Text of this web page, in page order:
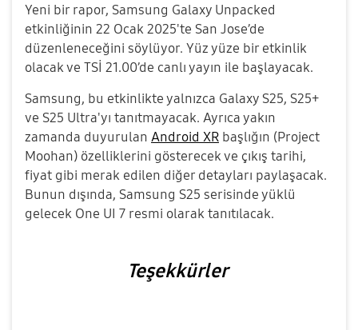
Yeni bir rapor, Samsung Galaxy Unpacked
etkinliğinin 22 Ocak 2025'te San Jose’de
düzenleneceğini söylüyor. Yüz yüze bir etkinlik
olacak ve TSİ 21.00’de canlı yayın ile başlayacak.
Samsung, bu etkinlikte yalnızca Galaxy S25, S25+
ve S25 Ultra'yı tanıtmayacak. Ayrıca yakın
zamanda duyurulan Android XR başlığın (Project
Moohan) özelliklerini gösterecek ve çıkış tarihi,
fiyat gibi merak edilen diğer detayları paylaşacak.
Bunun dışında, Samsung S25 serisinde yüklü
gelecek One UI 7 resmi olarak tanıtılacak.
Teşekkürler